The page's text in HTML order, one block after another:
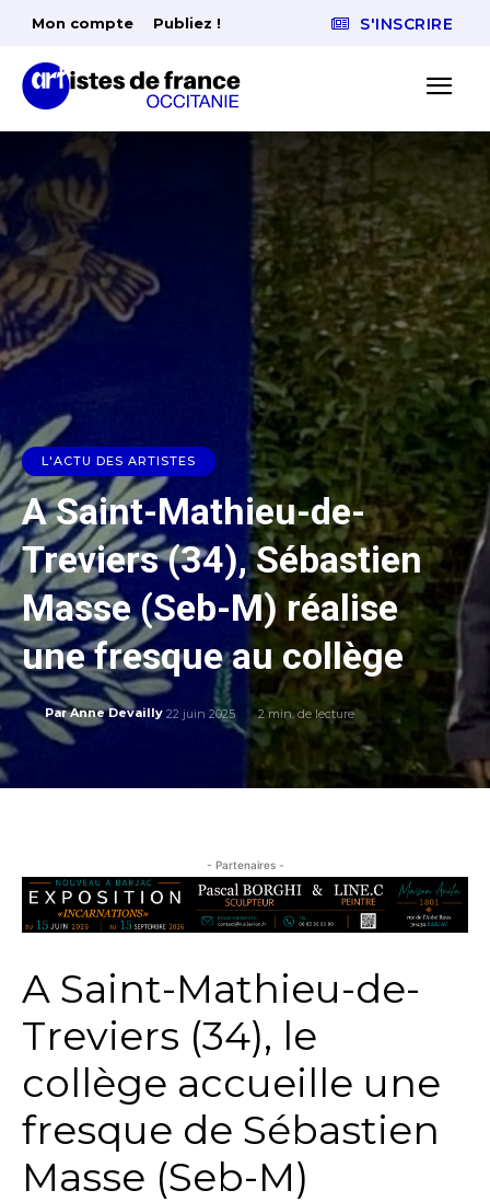
Mon compte Publiez ! S'INSCRIRE
L'ACTU DES ARTISTES
A Saint-Mathieu-de-
Treviers (34), Sébastien
Masse (Seb-M) réalise
une fresque au collège
Par Anne Devailly 22 juin 2025 2min. de lecture
- Partenaires -
A Saint-Mathieu-de-
Treviers (34), le
collège accueille une
fresque de Sébastien
Masse (Seb-M)